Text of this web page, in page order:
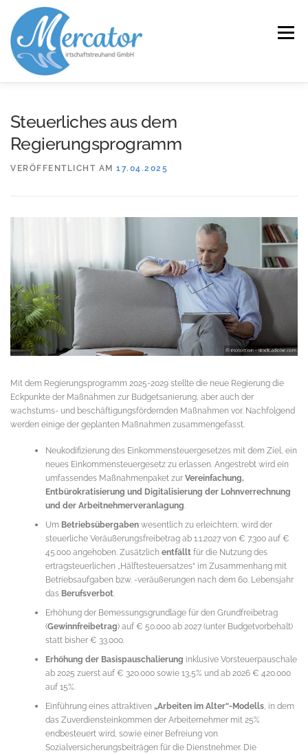
Inhalt
springen
Menü
SERVICE KANZLEI KARRIERE
Steuerliches aus dem
Regierungsprogramm
VERÖFFENTLICHT AM 17.04.2025
Mit dem Regierungsprogramm 2025-2029 stellte die neue Regierung die
Eckpunkte der Maßnahmen zur Budgetsanierung, aber auch der
wachstums- und beschäftigungsfördernden Maßnahmen vor. Nachfolgend
werden einige der geplanten Maßnahmen zusammengefasst.
Neukodifizierung des Einkommensteuergesetzes mit dem Ziel, ein
neues Einkommensteuergesetz zu erlassen. Angestrebt wird ein
umfassendes Maßnahmenpaket zur Vereinfachung,
Entbürokratisierung und Digitalisierung der Lohnverrechnung
und der Arbeitnehmerveranlagung.
Um Betriebsübergabenwesentlich zu erleichtern, wird der
steuerliche Veräußerungsfreibetrag ab 1.1.2027 von € 7.300 auf €
45.000 angehoben. Zusätzlich entfälltfür die Nutzung des
ertragsteuerlichen „Hälftesteuersatzes“ im Zusammenhang mit
Betriebsaufgaben bzw. -veräußerungen nach dem 60. Lebensjahr
das Berufsverbot.
Erhöhung der Bemessungsgrundlage für den Grundfreibetrag
(Gewinnfreibetrag) auf € 50.000 ab 2027 (unter Budgetvorbehalt)
statt bisher € 33.000.
Erhöhung der Basispauschalierung inklusive Vorsteuerpauschale
ab 2025 zuerst auf € 320.000 sowie 13,5% und ab 2026 € 420.000
auf 15%.
Einführung eines attraktiven „Arbeiten im Alter“-Modells, in dem
das Zuverdiensteinkommen der Arbeiternehmer mit 25%
endbesteuert wird, sowie einer Befreiung von
Sozialversicherungsbeiträgen für die Dienstnehmer. Die